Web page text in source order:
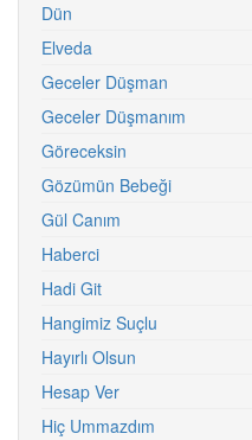
Dün
Elveda
Geceler Düşman
Geceler Düşmanım
Göreceksin
Gözümün Bebeği
Gül Canım
Haberci
Hadi Git
Hangimiz Suçlu
Hayırlı Olsun
Hesap Ver
Hiç Ummazdım